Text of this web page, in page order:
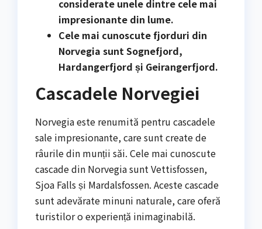
considerate unele dintre cele mai
impresionante din lume.
Cele mai cunoscute fjorduri din
Norvegia sunt Sognefjord,
Hardangerfjord și Geirangerfjord.
Cascadele Norvegiei
Norvegia este renumită pentru cascadele
sale impresionante, care sunt create de
râurile din munții săi. Cele mai cunoscute
cascade din Norvegia sunt Vettisfossen,
Sjoa Falls și Mardalsfossen. Aceste cascade
sunt adevărate minuni naturale, care oferă
turistilor o experiență inimaginabilă.